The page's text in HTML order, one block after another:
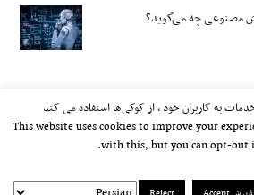
مصنوعی چه می‌گوید؟
به کاربران خود ، از کوکی‌ها استفاده می کند
This website uses cookies to improve your
with this, but you can opt-out